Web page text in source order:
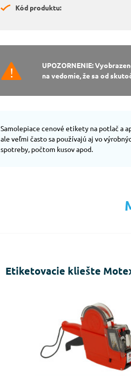
Kód produktu:
UPOZORNENIE:
na vedomie, že sa od
Samolepiace cenové etikety na potlač a
ale veľmi často sa používajú aj vo
spotreby, počtom kusov apod.
Etiketovacie kliešte